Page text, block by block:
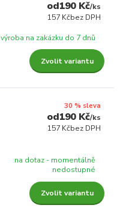
190 Kč/ks
157 Kčbez DPH
výroba na zakázku do 7 dnů
Zvolit variantu
30 % sleva
190 Kč/ks
157 Kčbez DPH
na dotaz - momentálně
nedostupné
Zvolit variantu